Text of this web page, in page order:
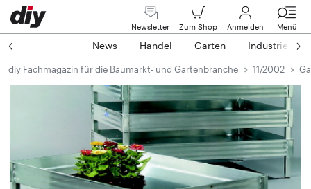
Newsletter Zum Shop Anmelden Menü
News Handel Garten Industrie
diy Fachmagazin für die Baumarkt- und Gartenbranche 11/2002